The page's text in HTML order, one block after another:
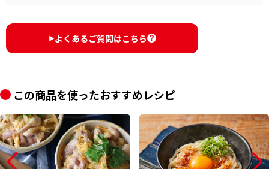
▶︎よくあるご質問はこちら
この商品を使ったおすすめレシピ